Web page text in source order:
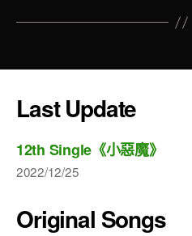
Last Update
12th Single《小惡魔》
2022/12/25
Original Songs